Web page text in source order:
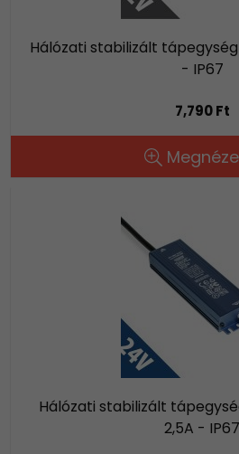
Hálózati stabilizált tápegység
- IP67
7,790 Ft
Hálózati stabilizált
2,5A - IP67